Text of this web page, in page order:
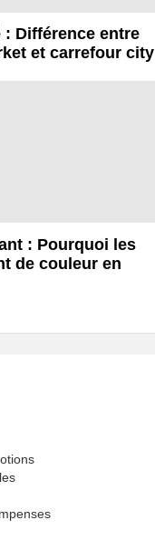
: Différence entre
et carrefour city
: Pourquoi les
de couleur en